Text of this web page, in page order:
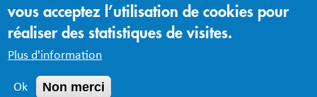
Mentions légales |
Accessibilité : partiellement conforme
vous acceptez l’utilisation de cookies pour
réaliser des statistiques de visites.
Plus d'information
Ok Non merci